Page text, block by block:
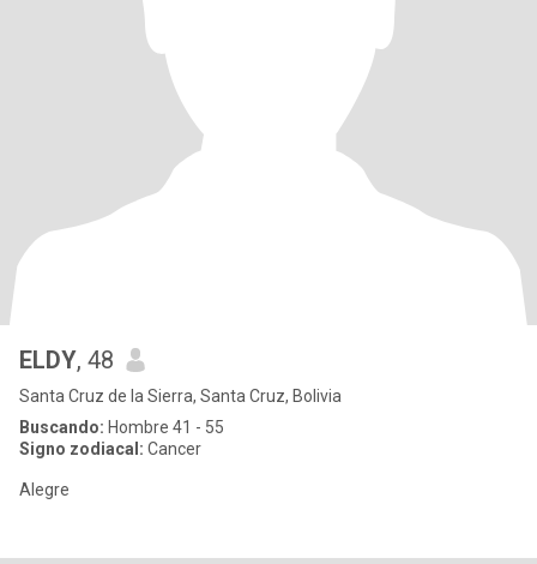
ELDY, 48
Santa Cruz de la Sierra, Santa Cruz, Bolivia
Buscando: Hombre 41 - 55
Signo zodiacal: Cancer
Alegre